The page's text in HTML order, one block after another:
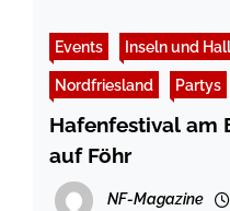
Events Inseln und
Nordfriesland Partys
Hafenfestival am
auf Föhr
NF-Magazine